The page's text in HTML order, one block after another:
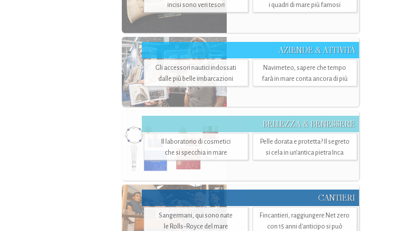
incisi sono veri tesori
i quadri di mare più famosi
AZIENDE & ATTIVITÀ
Gli accessori nautici indossati
dalle più belle imbarcazioni
Navimeteo, sapere che tempo
farà in mare conta ancora di più
BELLEZZA & BENESSERE
Il laboratorio di cosmetici
che si specchia in mare
Pelle dorata e protetta? Il segreto
si cela in un’antica pietra Inca
CANTIERI
Sangermani, qui sono nate
le Rolls-Royce del mare
Fincantieri, raggiungere Net zero
con 15 anni d'anticipo si può